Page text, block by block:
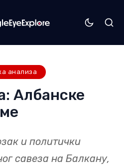
анализа
Албанске
и политички
савеза на Балкану,